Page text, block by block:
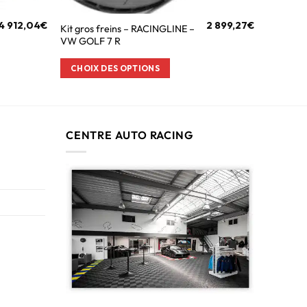
912,04€
Kit gros freins – RACINGLINE –
VW GOLF 7 R
2 899,27€
CHOIX DES OPTIONS
CENTRE AUTO RACING